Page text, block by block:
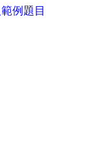
例題目